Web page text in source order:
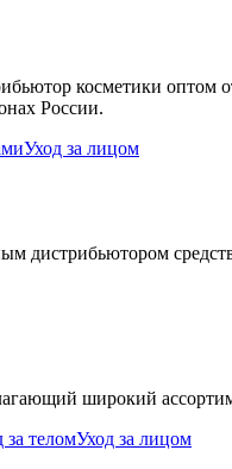
косметики оптом
России.
Уход за лицом
дистрибьютором
широкий
за теломУход за лицом